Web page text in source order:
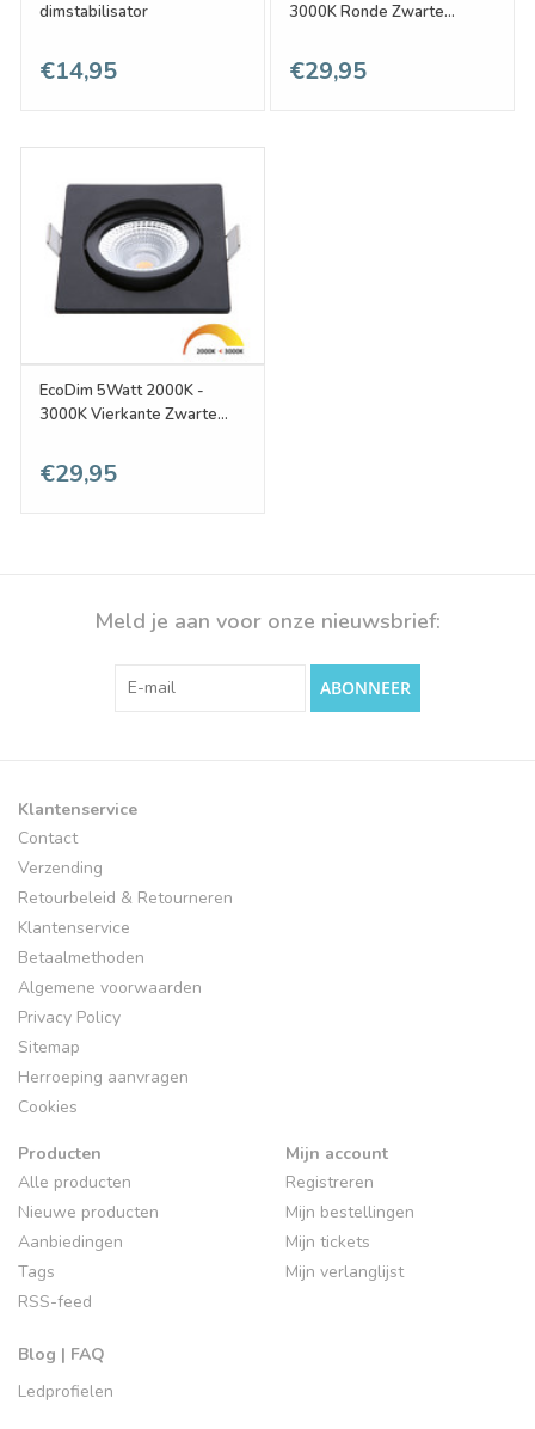
dimstabilisator
€14,95
3000K Ronde Zwarte
€29,95
EcoDim 5Watt 2000K -
3000K Vierkante Zwarte
€29,95
Meld je aan voor onze nieuwsbrief:
ABONNEER
Klantenservice
Contact
Verzending
Retourbeleid & Retourneren
Klantenservice
Betaalmethoden
Algemene voorwaarden
Privacy Policy
Sitemap
Herroeping aanvragen
Cookies
Producten
Alle producten
Nieuwe producten
Aanbiedingen
Tags
RSS-feed
Blog | FAQ
Ledprofielen
Mijn account
Registreren
Mijn bestellingen
Mijn tickets
Mijn verlanglijst